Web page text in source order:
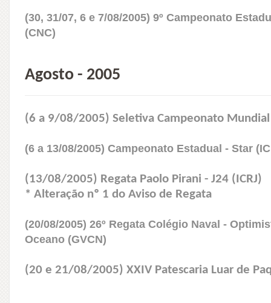
(30, 31/07, 6 e 7/08/2005) 9º Campeonato
(CNC)
Agosto - 2005
(6 a 9/08/2005) Seletiva Campeonato Mundial
(6 a 13/08/2005) Campeonato Estadual - Star
(13/08/2005) Regata Paolo Pirani - J24 (ICRJ)
* Alteração nº 1 do Aviso de Regata
(20/08/2005) 26º Regata Colégio Naval -
Oceano (GVCN)
(20 e 21/08/2005) XXIV Patescaria Luar de